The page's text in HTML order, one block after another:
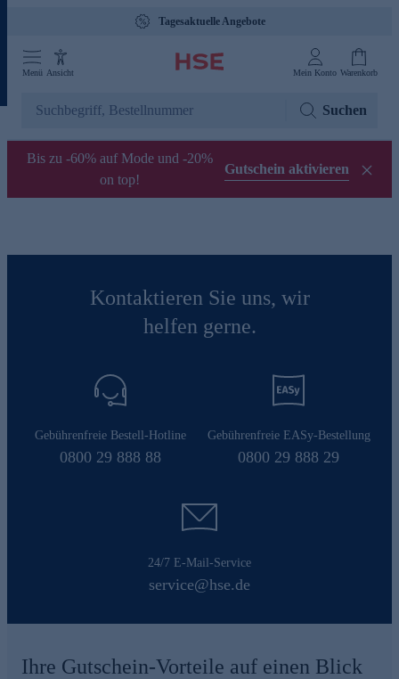
Tagesaktuelle Angebote
Menü Ansicht Mein Konto Warenkorb
Suchen
Bis zu -60% auf Mode und -20%
on top!
Gutschein aktivieren
Kontaktieren Sie uns, wir
helfen gerne.
Gebührenfreie Bestell-Hotline
0800 29 888 88
Gebührenfreie EASy-Bestellung
0800 29 888 29
24/7 E-Mail-Service
service@hse.de
Ihre Gutschein-Vorteile auf einen Blick